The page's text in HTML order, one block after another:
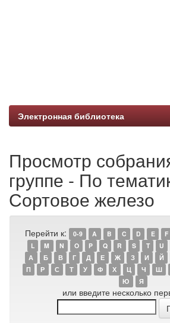
Электронная библиотека
Просмотр
группе - По
Сортовое железо
Перейти к: 0-9 A B C D E F
L
M N O P Q R S T U
А
Б В Г Д Е Ж З И Й
П
Р С Т У Ф Х Ц Ч Ш
Ю
Я
или введите несколько